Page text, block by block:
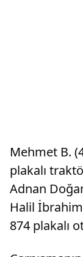
Mehmet B.
plakalı
Adnan
Halil
874 plakalı